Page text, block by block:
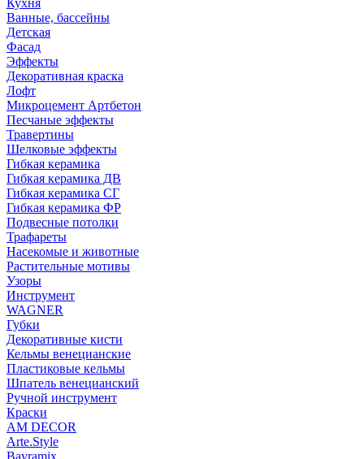
Ванные, бассейны
Детская
Фасад
Эффекты
Декоративная краска
Лофт
Микроцемент Артбетон
Песчаные эффекты
Травертины
Шелковые эффекты
Гибкая керамика
Гибкая керамика ДВ
Гибкая керамика СГ
Гибкая керамика ФР
Подвесные потолки
Трафареты
Насекомые и животные
Растительные мотивы
Узоры
Инструмент
WAGNER
Губки
Декоративные кисти
Кельмы венецианские
Пластиковые кельмы
Шпатель венецианский
Ручной инструмент
Краски
AM DECOR
Arte.Style
Bayramix